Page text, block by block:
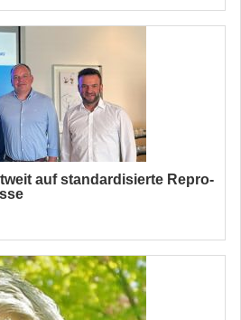
auf standardisierte Repro-